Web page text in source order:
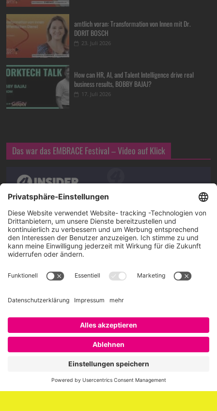
amtlich voran: Transformation von Innen mit Dr.
DORIT BOSCH
23. Juli 2026
How can HR, AI, and Talent Intelligence drive real
business results, BOBBY BAJAJ?
17. Juli 2026
Das war das EMBRACE Festival – Video auf Klick
Über SAATKORN
SAATKORN ist der Blog von Gero Hesse. Seit 2009 schreibt
er über die Themen Employer Branding,